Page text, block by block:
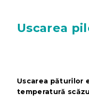
Uscarea
Uscarea păturilor
temperatură